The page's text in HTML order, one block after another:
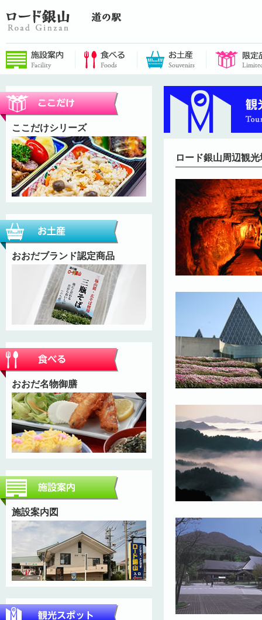
ここだけシリーズ
おおだブランド認定商品
おおだ名物御膳
施設案内図
ロード銀山周辺観